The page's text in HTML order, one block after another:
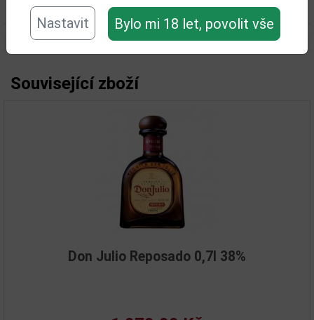
Nastavit Bylo mi 18 let, povolit vše
Objem obalu (L): 0,7
Související zboží
Don Julio Reposado 0,7l 38%